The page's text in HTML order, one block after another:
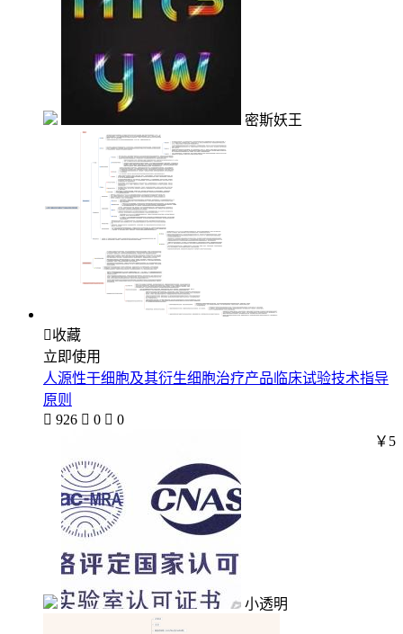
密斯妖王
收藏
立即使用
人源性干细胞及其衍生细胞治疗产品临床试验技术指导
原则
 926  0  0
小透明
￥5